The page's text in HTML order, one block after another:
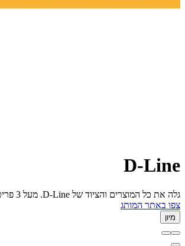
D-Line
גלה את כל המוצרים והציוד של D-Line. מעל 3 פריטים זמינים לצפייה.
צפו באתר המותג
מיון